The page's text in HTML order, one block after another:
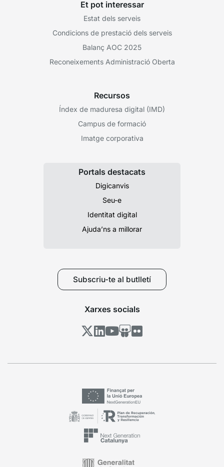
Et pot interessar
Estat dels serveis
Condicions de prestació dels serveis
Balanç AOC 2025
Reconeixements Administració Oberta
Recursos
Índex de maduresa digital (IMD)
Campus de formació
Imatge corporativa
Portals destacats
Digicanvis
Seu-e
Identitat digital
Ajuda’ns a millorar
Subscriu-te al butlletí
Xarxes socials